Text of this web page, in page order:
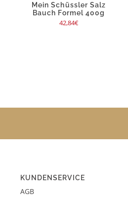
Mein Schüssler Salz
Bauch Formel 400g
42,84€
KUNDENSERVICE
AGB